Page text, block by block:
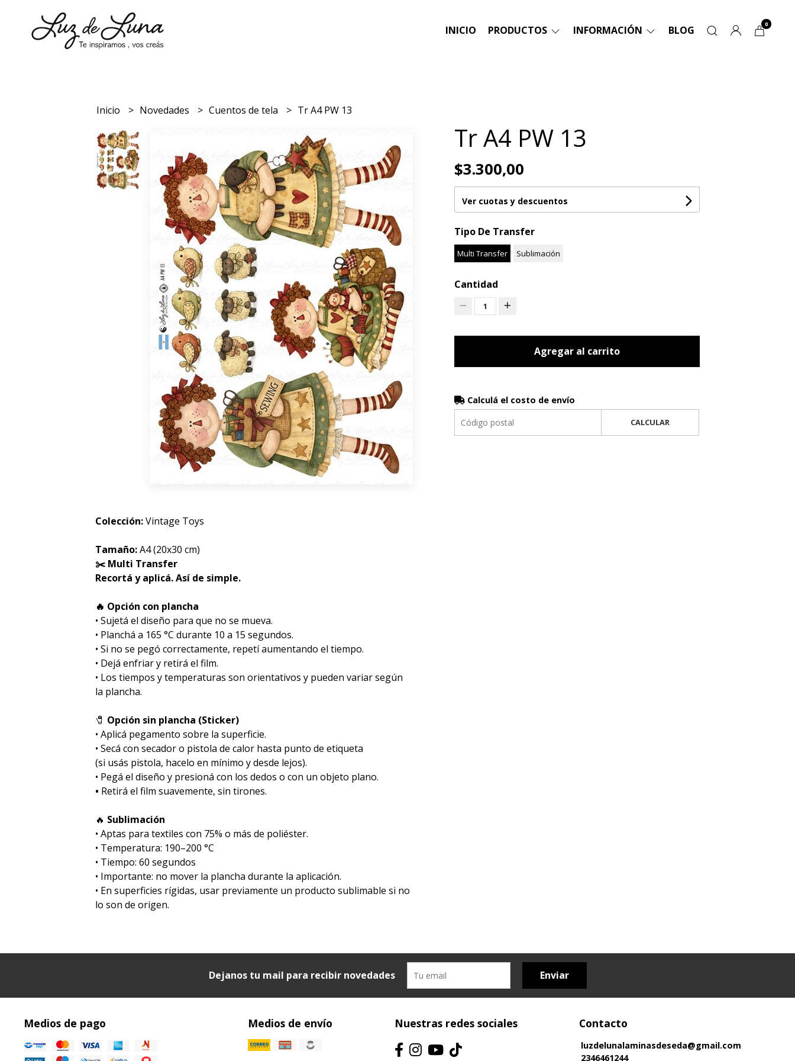
INICIO PRODUCTOS INFORMACIÓN BLOG 0
Inicio Novedades Cuentos de tela Tr A4 PW 13
Colección:Vintage Toys
Tamaño:A4 (20x30 cm)
✂️ Multi Transfer
Recortá y aplicá. Así de simple.
🔥 Opción con plancha
• Sujetá el diseño para que no se mueva.
• Planchá a 165 °C durante 10 a 15 segundos.
• Si no se pegó correctamente, repetí aumentando el tiempo.
• Dejá enfriar y retirá el film.
• Los tiempos y temperaturas son orientativos y pueden variar según
la plancha.
🧷 Opción sin plancha (Sticker)
• Aplicá pegamento sobre la superficie.
• Secá con secador o pistola de calor hasta punto de etiqueta
(si usás pistola, hacelo en mínimo y desde lejos).
• Pegá el diseño y presioná con los dedos o con un objeto plano.
• Retirá el film suavemente, sin tirones.
🔥 Sublimación
•⁠ ⁠Aptas para textiles con 75% o más de poliéster.
•⁠ ⁠Temperatura: 190–200 °C
•⁠ ⁠Tiempo: 60 segundos
•⁠ ⁠Importante: no mover la plancha durante la aplicación.
•⁠ ⁠En superficies rígidas, usar previamente un producto sublimable si no
lo son de origen.
Tr A4 PW 13
$3.300,00
Ver cuotas y descuentos
Tipo De Transfer
Multi Transfer Sublimación
Cantidad
1
Agregar al carrito
Calculá el costo de envío
CALCULAR
Dejanos tu mail para recibir novedades Enviar
Medios de pago Medios de envío Nuestras redes sociales Contacto
luzdelunalaminasdeseda@gmail.com
2346461244